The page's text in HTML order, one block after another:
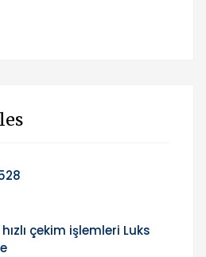
çekim işlemleri Luks